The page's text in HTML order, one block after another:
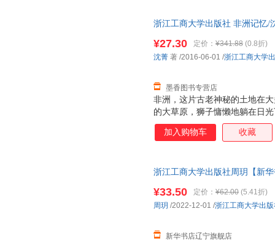
浙江工商大学出版社 非洲记忆/
非洲，这片古老神秘的土地在
的大草原，狮子慵懒地躺在日
人真正知道，在非洲生活是一
入他们的生活又会是怎样的一
怀念的非洲记忆能给你们带去
¥27.30 定价： ¥341.88 (0.8折)
墨香图书专营店
沈菁 著 /2016-06-01 /浙江工商大学
加入购物车 收藏
浙江工商大学出版社周玥【新
¥33.50 定价： ¥62.00 (5.41折)
新华书店辽宁旗舰店
周玥 /2022-12-01 /浙江工商大学出